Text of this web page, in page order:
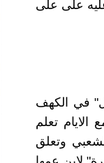
عليه على على
في الكهف
تعلم
وتعلق